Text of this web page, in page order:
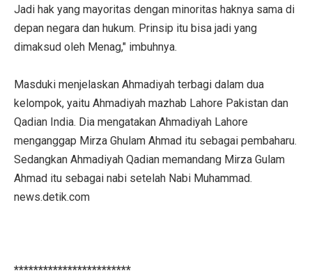
Jadi hak yang mayoritas dengan minoritas haknya sama di
depan negara dan hukum. Prinsip itu bisa jadi yang
dimaksud oleh Menag," imbuhnya.
Masduki menjelaskan Ahmadiyah terbagi dalam dua
kelompok, yaitu Ahmadiyah mazhab Lahore Pakistan dan
Qadian India. Dia mengatakan Ahmadiyah Lahore
menganggap Mirza Ghulam Ahmad itu sebagai pembaharu.
Sedangkan Ahmadiyah Qadian memandang Mirza Gulam
Ahmad itu sebagai nabi setelah Nabi Muhammad.
news.detik.com
************************